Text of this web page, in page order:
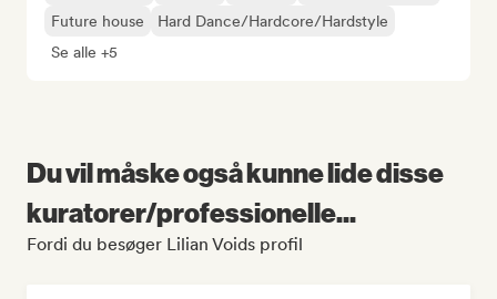
Future house
Hard Dance/Hardcore/Hardstyle
Se alle +5
Du vil måske også kunne lide disse
kuratorer/professionelle...
Fordi du besøger Lilian Voids profil